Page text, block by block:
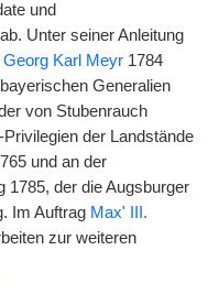
und
Unter seiner Anleitung
Georg Karl Meyr 1784
Generalien
von Stubenrauch
der Landstände
und an der
1785, der die Augsburger
Im Auftrag Max' III.
zur weiteren